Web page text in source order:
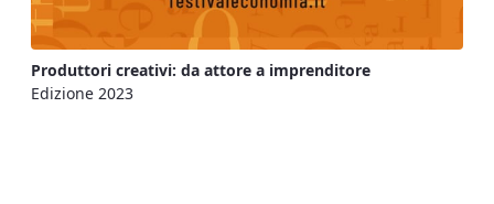
Produttori creativi: da attore a imprenditore
Edizione 2023